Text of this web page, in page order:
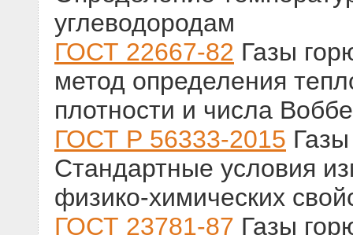
углеводородам
ГОСТ 22667-82 Газы
метод определения
плотности и числа Воббе
ГОСТ Р 56333-2015
Стандартные условия
физико-химических
ГОСТ 23781-87 Газы